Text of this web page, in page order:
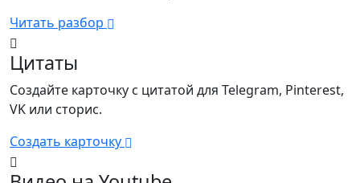
Читать разбор
Цитаты
Создайте карточку с цитатой для Telegram, Pinterest,
VK или сторис.
Создать карточку